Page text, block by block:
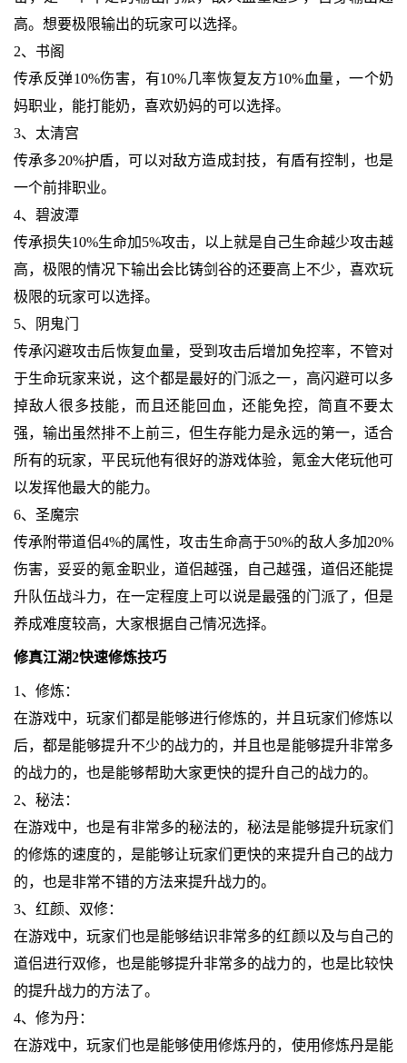
高。想要极限输出的玩家可以选择。
2、书阁
传承反弹10%伤害，有10%几率恢复友方10%血量，一个奶
妈职业，能打能奶，喜欢奶妈的可以选择。
3、太清宫
传承多20%护盾，可以对敌方造成封技，有盾有控制，也是
一个前排职业。
4、碧波潭
传承损失10%生命加5%攻击，以上就是自己生命越少攻击越
高，极限的情况下输出会比铸剑谷的还要高上不少，喜欢玩
极限的玩家可以选择。
5、阴鬼门
传承闪避攻击后恢复血量，受到攻击后增加免控率，不管对
于生命玩家来说，这个都是最好的门派之一，高闪避可以多
掉敌人很多技能，而且还能回血，还能免控，简直不要太
强，输出虽然排不上前三，但生存能力是永远的第一，适合
所有的玩家，平民玩他有很好的游戏体验，氪金大佬玩他可
以发挥他最大的能力。
6、圣魔宗
传承附带道侣4%的属性，攻击生命高于50%的敌人多加20%
伤害，妥妥的氪金职业，道侣越强，自己越强，道侣还能提
升队伍战斗力，在一定程度上可以说是最强的门派了，但是
养成难度较高，大家根据自己情况选择。
修真江湖2快速修炼技巧
1、修炼：
在游戏中，玩家们都是能够进行修炼的，并且玩家们修炼以
后，都是能够提升不少的战力的，并且也是能够提升非常多
的战力的，也是能够帮助大家更快的提升自己的战力的。
2、秘法：
在游戏中，也是有非常多的秘法的，秘法是能够提升玩家们
的修炼的速度的，是能够让玩家们更快的来提升自己的战力
的，也是非常不错的方法来提升战力的。
3、红颜、双修：
在游戏中，玩家们也是能够结识非常多的红颜以及与自己的
道侣进行双修，也是能够提升非常多的战力的，也是比较快
的提升战力的方法了。
4、修为丹：
在游戏中，玩家们也是能够使用修炼丹的，使用修炼丹是能